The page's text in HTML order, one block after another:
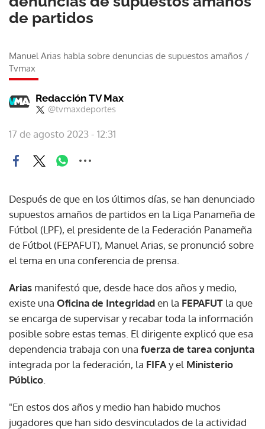
de partidos
Manuel Arias habla sobre denuncias de supuestos amaños /
Tvmax
Redacción TV Max
@tvmaxdeportes
17 de agosto 2023 - 12:31
Después de que en los últimos días, se han denunciado
supuestos amaños de partidos en la Liga Panameña de
Fútbol (LPF), el presidente de la Federación Panameña
de Fútbol (FEPAFUT), Manuel Arias, se pronunció sobre
el tema en una conferencia de prensa.
Arias manifestó que, desde hace dos años y medio,
existe una Oficina de Integridaden la FEPAFUT la que
se encarga de supervisar y recabar toda la información
posible sobre estas temas. El dirigente explicó que esa
dependencia trabaja con una fuerza de tarea conjunta
integrada por la federación, la FIFAy el Ministerio
Público
"En estos dos años y medio han habido muchos
jugadores que han sido desvinculados de la actividad